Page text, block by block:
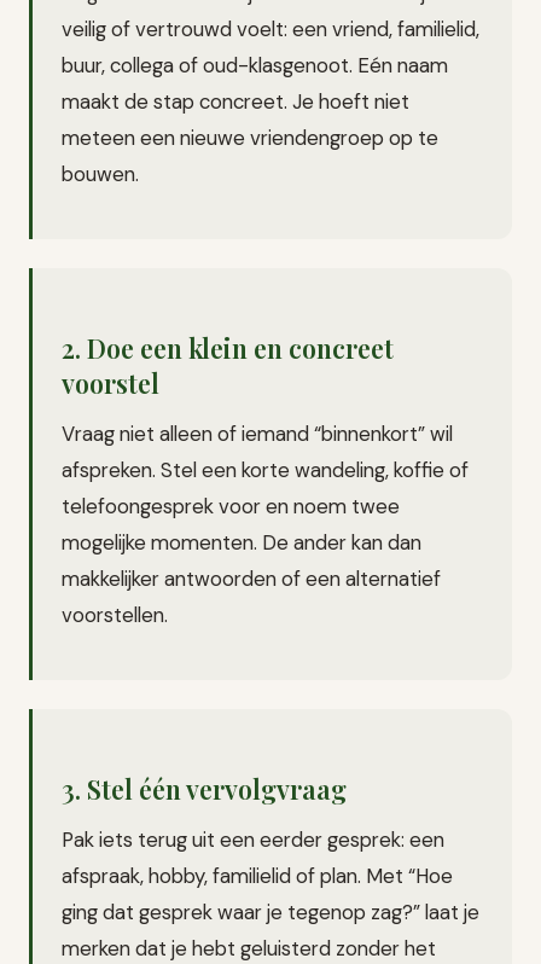
veilig of vertrouwd voelt: een vriend, familielid,
buur, collega of oud-klasgenoot. Eén naam
maakt de stap concreet. Je hoeft niet
meteen een nieuwe vriendengroep op te
bouwen.
2. Doe een klein en concreet
voorstel
Vraag niet alleen of iemand “binnenkort” wil
afspreken. Stel een korte wandeling, koffie of
telefoongesprek voor en noem twee
mogelijke momenten. De ander kan dan
makkelijker antwoorden of een alternatief
voorstellen.
3. Stel één vervolgvraag
Pak iets terug uit een eerder gesprek: een
afspraak, hobby, familielid of plan. Met “Hoe
ging dat gesprek waar je tegenop zag?” laat je
merken dat je hebt geluisterd zonder het